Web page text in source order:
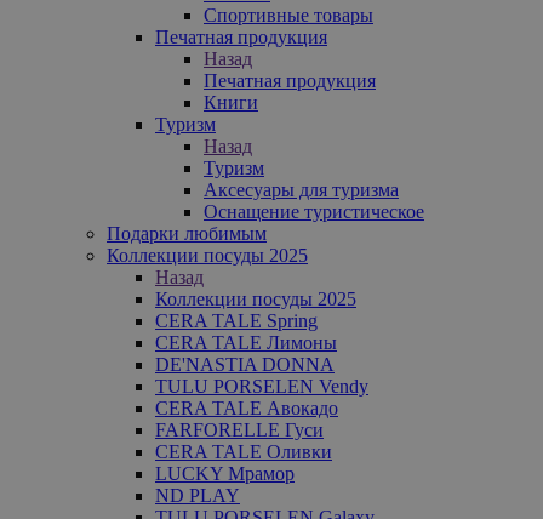
Спортивные товары
Печатная продукция
Назад
Печатная продукция
Книги
Туризм
Назад
Туризм
Аксесуары для туризма
Оснащение туристическое
Подарки любимым
Коллекции посуды 2025
Назад
Коллекции посуды 2025
CERA TALE Spring
CERA TALE Лимоны
DE'NASTIA DONNA
TULU PORSELEN Vendy
CERA TALE Авокадо
FARFORELLE Гуси
CERA TALE Оливки
LUCKY Мрамор
ND PLAY